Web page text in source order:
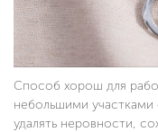
Способ хорош для
небольшими
удалять неровности,